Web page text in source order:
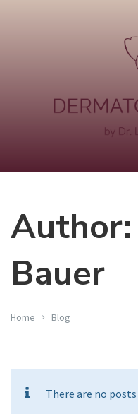
Bauer
Home Blog
There are no posts